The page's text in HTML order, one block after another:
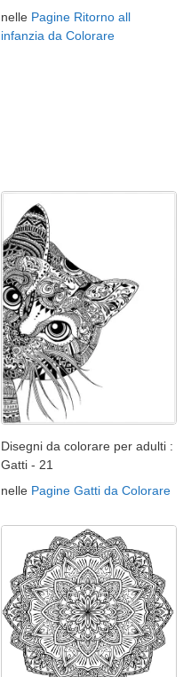
nelle Pagine Ritorno all
infanzia da Colorare
Disegni da colorare per adulti :
Gatti - 21
nelle Pagine Gatti da Colorare